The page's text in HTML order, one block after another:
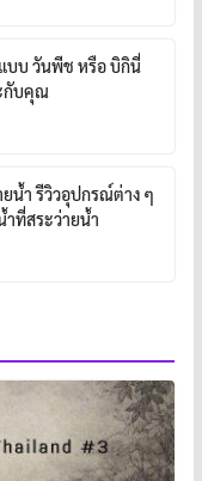
บบ วันพีช หรือ บิกินี่
กับคุณ
น้ำ รีวิวอุปกรณ์ต่าง ๆ
ำที่สระว่ายน้ำ